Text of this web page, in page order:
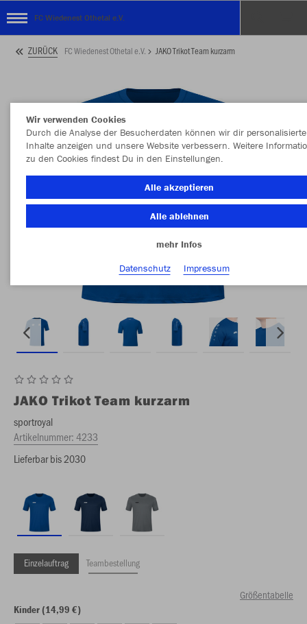
FC Wiedenest Othetal e.V.
ZURÜCK FC Wiedenest Othetal e.V. JAKO Trikot Team kurzarm
JAKO Trikot Team kurzarm
sportroyal
Artikelnummer:4233
Lieferbar bis 2030
Einzelauftrag Teambestellung
Größentabelle
Kinder (14,99 €)
Wir verwenden Cookies
Durch die Analyse der Besucherdaten können wir dir personalisierte
Inhalte anzeigen und unsere Website verbessern. Weitere
zu den Cookies findest Du in den Einstellungen.
Alle akzeptieren
Alle ablehnen
mehr Infos
Datenschutz
Impressum